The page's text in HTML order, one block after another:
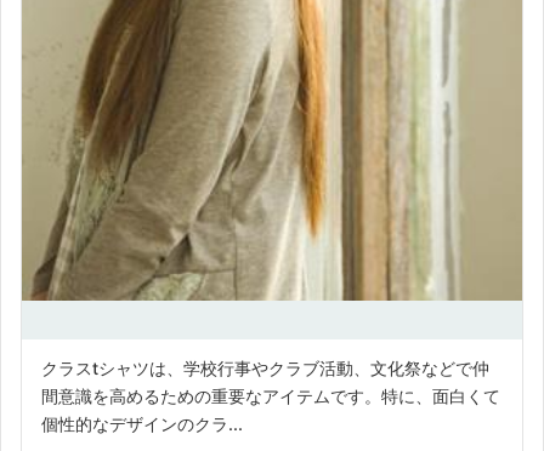
クラスtシャツは、学校行事やクラブ活動、文化祭などで仲
間意識を高めるための重要なアイテムです。特に、面白くて
個性的なデザインのクラ...